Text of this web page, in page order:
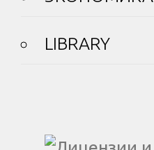
LIBRARY